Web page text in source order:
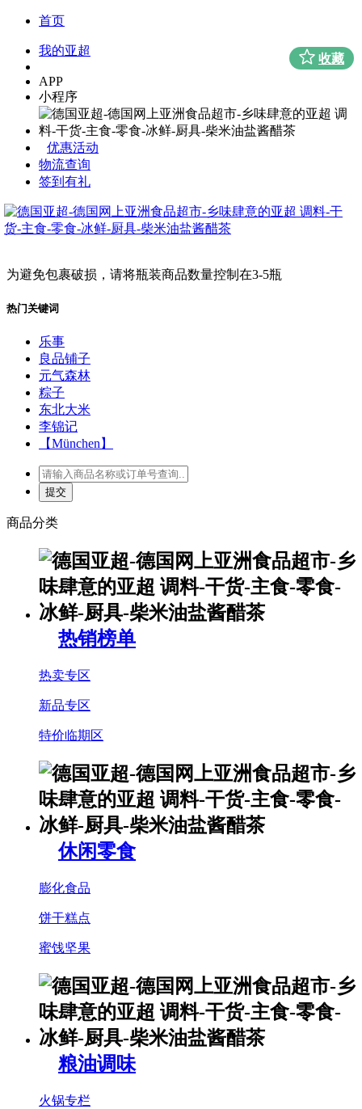
首页
我的亚超
APP
小程序
优惠活动
物流查询
签到有礼
为避免包裹破损，请将瓶装商品数量控制在3-5瓶
热门关键词
乐事
良品铺子
元气森林
粽子
东北大米
李锦记
【München】
商品分类
热销榜单
热卖专区
新品专区
特价临期区
休闲零食
膨化食品
饼干糕点
蜜饯坚果
粮油调味
火锅专栏
收藏